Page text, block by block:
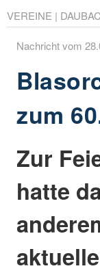
VEREINE |
Nachricht vom
zum
Zur
hatte